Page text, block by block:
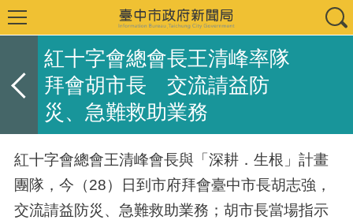
紅十字會總會長王清峰率隊
拜會胡市長 交流請益防
災、急難救助業務
紅十字會總會王清峰會長與「深耕．生根」計畫
團隊，今（28）日到市府拜會臺中市長胡志強，
交流請益防災、急難救助業務；胡市長當場指示